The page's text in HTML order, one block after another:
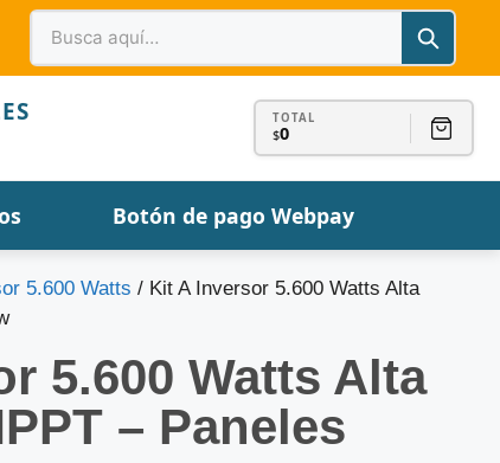
TOTAL
$0
Botón de pago Webpay
5.600 Watts / Kit A Inversor 5.600 Watts Alta
5.600 Watts Alta
– Paneles